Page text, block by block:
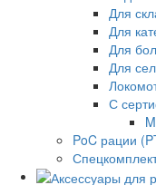
Для
Для
Для
Для
С
PoC рации